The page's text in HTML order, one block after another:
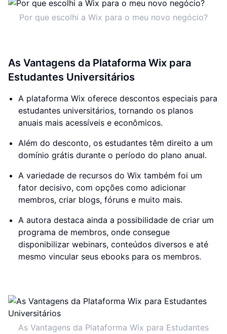
Por que escolhi a Wix para o meu novo negócio?
As Vantagens da Plataforma Wix para
Estudantes Universitários
A plataforma Wix oferece descontos especiais para
estudantes universitários, tornando os planos
anuais mais acessíveis e econômicos.
Além do desconto, os estudantes têm direito a um
domínio grátis durante o período do plano anual.
A variedade de recursos do Wix também foi um
fator decisivo, com opções como adicionar
membros, criar blogs, fóruns e muito mais.
A autora destaca ainda a possibilidade de criar um
programa de membros, onde consegue
disponibilizar webinars, conteúdos diversos e até
mesmo vincular seus ebooks para os membros.
As Vantagens da Plataforma Wix para Estudantes